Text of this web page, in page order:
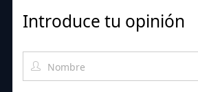
Introduce tu opinión